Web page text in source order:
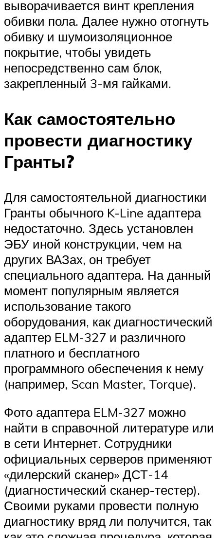
выворачивается винт крепления
обивки пола. Далее нужно отогнуть
обивку и шумоизоляционное
покрытие, чтобы увидеть
непосредственно сам блок,
закрепленный 3-мя гайками.
Как самостоятельно
провести диагностику
Гранты?
Для самостоятельной диагностики
Гранты обычного K-Line адаптера
недостаточно. Здесь установлен
ЭБУ иной конструкции, чем на
других ВАЗах, он требует
специального адаптера. На данный
момент популярным является
использование такого
оборудования, как диагностический
адаптер ELM-327 и различного
платного и бесплатного
программного обеспечения к нему
(например, Scan Master, Torque).
Фото адаптера ELM-327 можно
найти в справочной литературе или
в сети Интернет. Сотрудники
официальных серверов применяют
«дилерский сканер» ДСТ-14
(диагностический сканер-тестер).
Своими руками провести полную
диагностику вряд ли получится, так